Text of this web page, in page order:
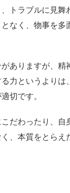
トラブルに見舞
なく、物事を
ありますが、精
力というよりは、
切です。
だわったり、自
、本質をとらえ